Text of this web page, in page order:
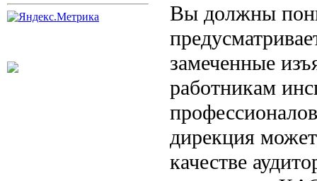
Вы должны
замеченные
работникам
дирекция
качестве